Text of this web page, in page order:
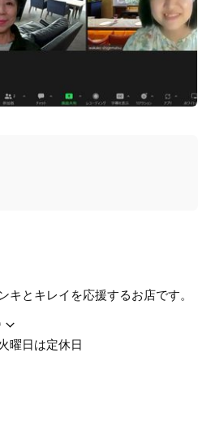
キとキレイを応援するお店です。
曜日は定休日